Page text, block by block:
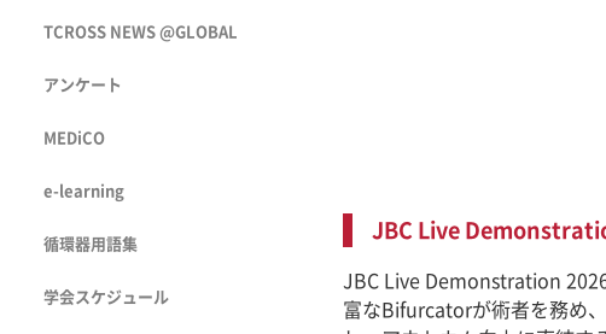
TCROSS NEWS @GLOBAL
アンケート
MEDiCO
e-learning
循環器用語集
学会スケジュール
JBC Live
JBC Live Demonstration
富なBifurcatorが術者を務め